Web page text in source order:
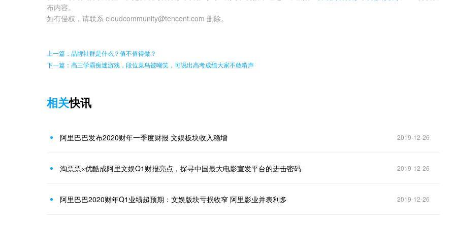
布内容。
如有侵权，请联系 cloudcommunity@tencent.com 删除。
上一篇：品牌社群是什么？值不值得做？
下一篇：高三学霸痴迷游戏，段位菜鸟被嘲笑，可说出高考成绩大家不敢啃声
相关快讯
阿里巴巴发布2020财年一季度财报 文娱板块收入稳增 2019-12-26
淘票票×优酷成阿里文娱Q1财报亮点，探寻中国最大电影宣发平台的进击密码 2019-12-26
阿里巴巴2020财年Q1业绩超预期：文娱版块亏损收窄 阿里影业并表利多 2019-12-26